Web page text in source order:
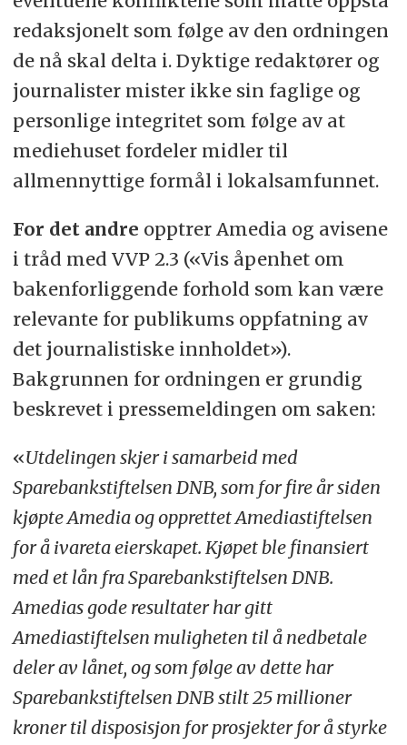
redaksjonelt som følge av den ordningen
de nå skal delta i. Dyktige redaktører og
journalister mister ikke sin faglige og
personlige integritet som følge av at
mediehuset fordeler midler til
allmennyttige formål i lokalsamfunnet.
For det andre opptrer Amedia og avisene
i tråd med VVP 2.3 («Vis åpenhet om
bakenforliggende forhold som kan være
relevante for publikums oppfatning av
det journalistiske innholdet»).
Bakgrunnen for ordningen er grundig
beskrevet i pressemeldingen om saken:
«Utdelingen skjer i samarbeid med
Sparebankstiftelsen DNB, som for fire år siden
kjøpte Amedia og opprettet Amediastiftelsen
for å ivareta eierskapet. Kjøpet ble finansiert
med et lån fra Sparebankstiftelsen DNB.
Amedias gode resultater har gitt
Amediastiftelsen muligheten til å nedbetale
deler av lånet, og som følge av dette har
Sparebankstiftelsen DNB stilt 25 millioner
kroner til disposisjon for prosjekter for å styrke